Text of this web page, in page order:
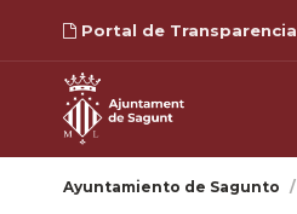
Portal de Transparencia
Ayuntamiento de Sagunto